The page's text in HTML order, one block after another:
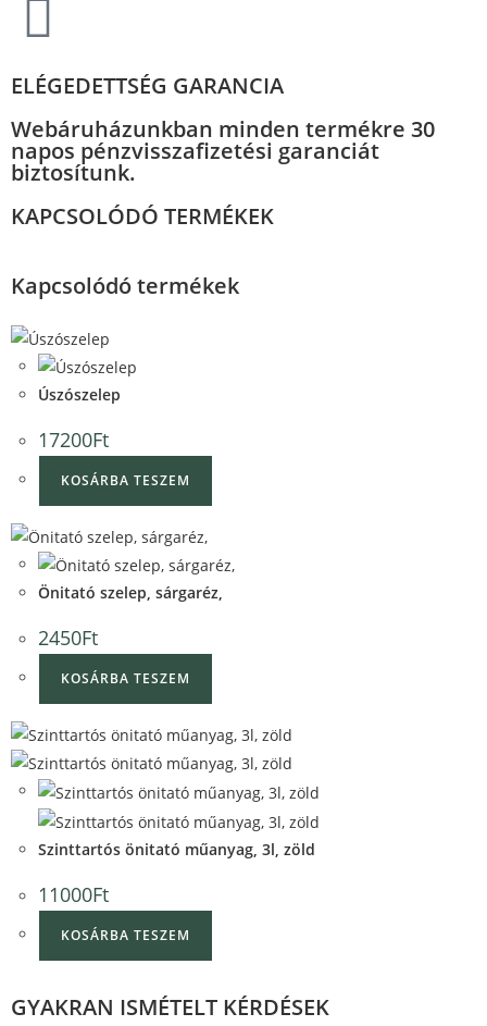
ELÉGEDETTSÉG GARANCIA
Webáruházunkban minden termékre 30
napos pénzvisszafizetési garanciát
biztosítunk.
KAPCSOLÓDÓ TERMÉKEK
Kapcsolódó termékek
Úszószelep
17200Ft
KOSÁRBA TESZEM
Önitató szelep, sárgaréz,
2450Ft
KOSÁRBA TESZEM
Szinttartós önitató műanyag, 3l, zöld
11000Ft
KOSÁRBA TESZEM
GYAKRAN ISMÉTELT KÉRDÉSEK